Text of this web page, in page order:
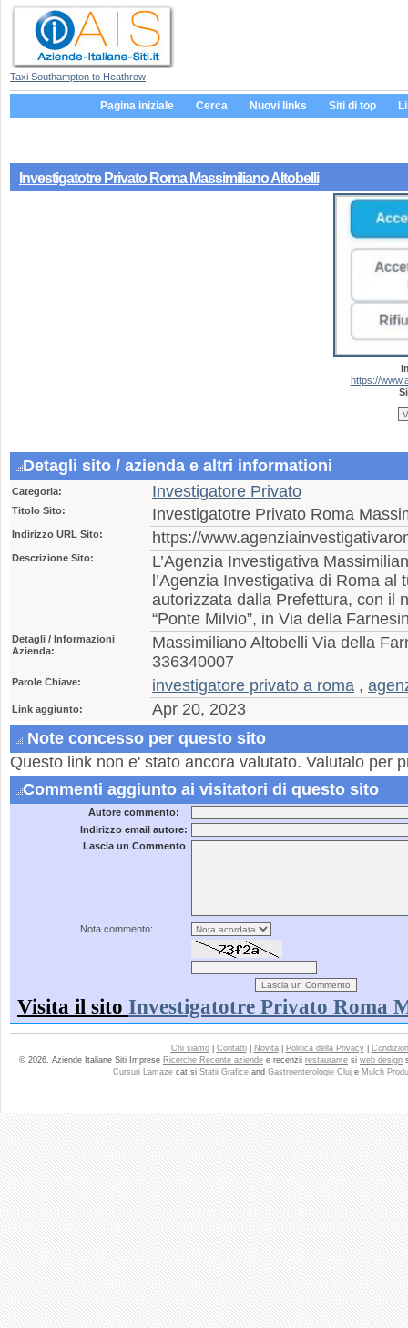
Taxi Southampton to Heathrow
Pagina iniziale Cerca Nuovi links Siti di top
Investigatotre Privato Roma Massimiliano Altobelli
https://
Detagli sito / azienda e altri informationi
Categoria: Investigatore Privato
Titolo Sito: Investigatotre Privato Roma
Indirizzo URL Sito: https://
Descrizione Sito:
L’Agenzia Investigativa
l’Agenzia Investigativa di Roma
autorizzata dalla Prefettura, con il
“Ponte Milvio”, in Via della
Detagli / Informazioni
Azienda:
Massimiliano Altobelli Via della
336340007
Parole Chiave: investigatore privato a roma ,
Link aggiunto:
Apr 20, 2023
Note concesso per questo sito
Questo link non e' stato ancora valutato. Valutalo per
Commenti aggiunto ai visitatori di questo sito
Autore commento:
Indirizzo email autore:
Lascia un Commento
Nota commento:
Visita il sito Investigatotre Privato Roma
Chi siamo| Contatti| Novita| Politica della Privacy|
© 2026. Aziende Italiane Siti Imprese Ricerche Recente aziende e recenzii restaurante si web design
Cursuri Lamazecat si Statii Graficeand Gastroenterologie Cluje Mulch